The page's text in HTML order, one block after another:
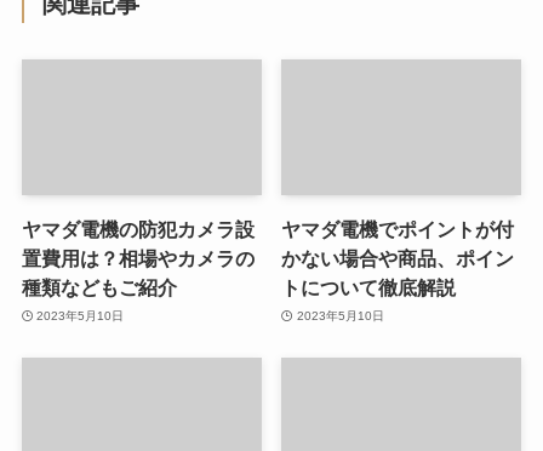
ヤマダ電機の防犯カメラ設
置費用は？相場やカメラの
種類などもご紹介
2023年5月10日
ヤマダ電機でポイントが付
かない場合や商品、ポイン
トについて徹底解説
2023年5月10日